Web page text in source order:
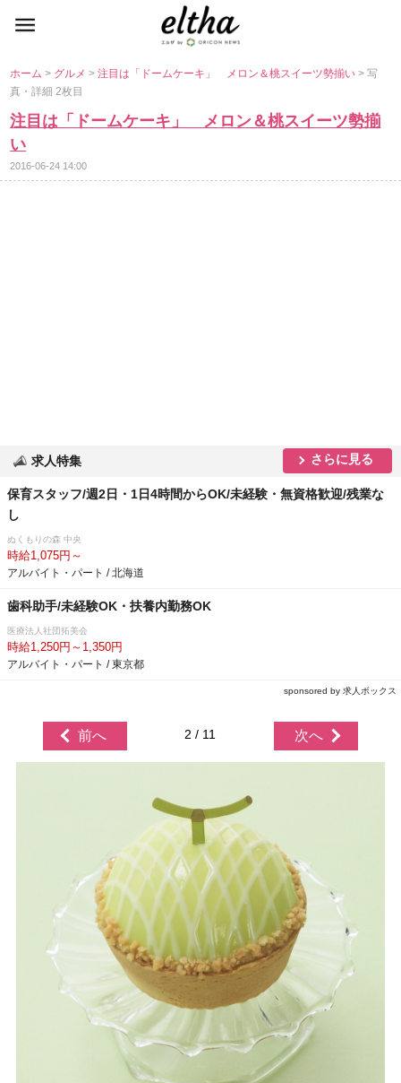
ホーム> グルメ>注目は「ドームケーキ」 メロン＆桃スイーツ勢揃い> 写
真・詳細 2枚目
注目は「ドームケーキ」 メロン＆桃スイーツ勢揃
い
2016-06-24 14:00
求人特集 さらに見る
保育スタッフ/週2日・1日4時間からOK/未経験・無資格歓迎/残業な
し
ぬくもりの森 中央
時給1,075円～
アルバイト・パート / 北海道
歯科助手/未経験OK・扶養内勤務OK
医療法人社団拓美会
時給1,250円～1,350円
アルバイト・パート / 東京都
sponsored by 求人ボックス
前へ 2 / 11 次へ